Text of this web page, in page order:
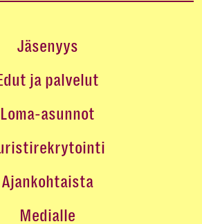
Jäsenyys
ja palvelut
Loma-asunnot
Ajankohtaista
Medialle